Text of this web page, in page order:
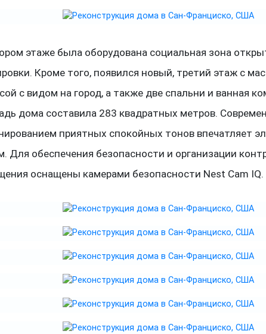
этаже была оборудована социальная зона
Кроме того, появился новый, третий этаж с
с видом на город, а также две спальни и ванная
дома составила 283 квадратных метров.
приятных спокойных тонов впечатляет
Для обеспечения безопасности и организации
оснащены камерами безопасности Nest Cam IQ.